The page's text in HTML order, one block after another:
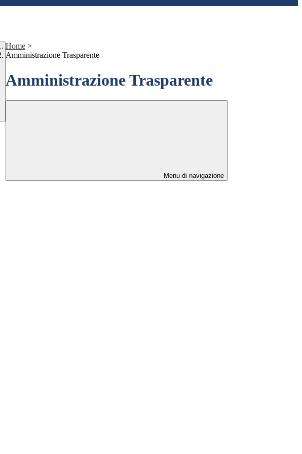
Home >
Amministrazione Trasparente
Amministrazione Trasparente
Menu di navigazione